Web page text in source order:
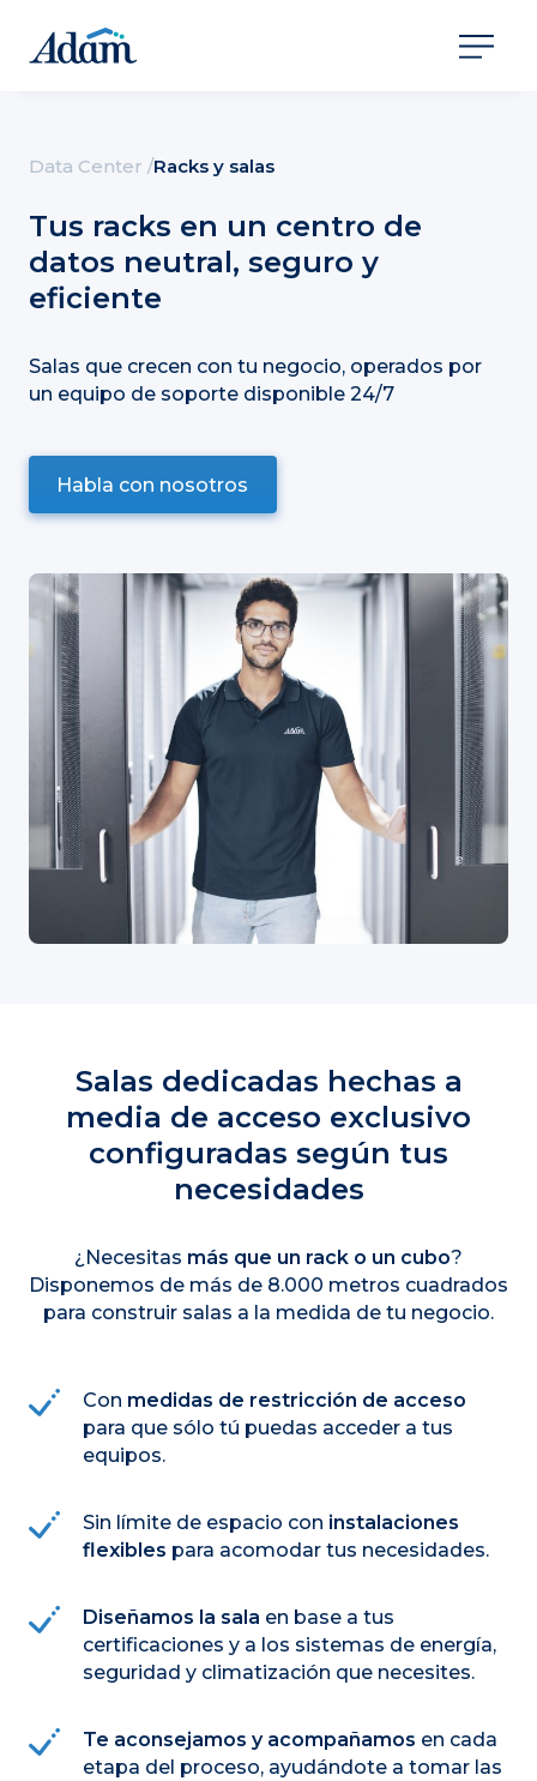
Data Center /Racks y salas
Tus racks en un centro de
datos neutral, seguro y
eficiente
Salas que crecen con tu negocio, operados por
un equipo de soporte disponible 24/7
Habla con nosotros
Salas dedicadas hechas a
media de acceso exclusivo
configuradas según tus
necesidades
¿Necesitas más que un rack o un cubo?
Disponemos de más de 8.000 metros cuadrados
para construir salas a la medida de tu negocio.
Con medidas de restricción de acceso
para que sólo tú puedas acceder a tus
equipos.
Sin límite de espacio con instalaciones
flexibles para acomodar tus necesidades.
Diseñamos la sala en base a tus
certificaciones y a los sistemas de energía,
seguridad y climatización que necesites.
Te aconsejamos y acompañamos en cada
etapa del proceso, ayudándote a tomar las